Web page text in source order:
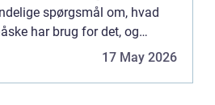
spørgsmål om, hvad
har brug for det, og
Hvad er totalentreprise?
17 May 2026